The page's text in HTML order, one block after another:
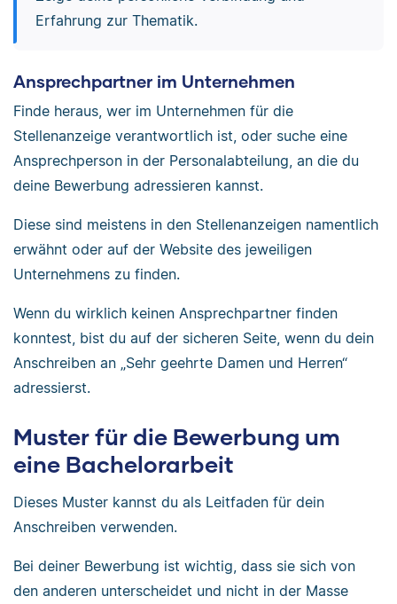
Erfahrung zur Thematik.
Ansprechpartner im Unternehmen
Finde heraus, wer im Unternehmen für die
Stellenanzeige verantwortlich ist, oder suche eine
Ansprechperson in der Personalabteilung, an die du
deine Bewerbung adressieren kannst.
Diese sind meistens in den Stellenanzeigen namentlich
erwähnt oder auf der Website des jeweiligen
Unternehmens zu finden.
Wenn du wirklich keinen Ansprechpartner finden
konntest, bist du auf der sicheren Seite, wenn du dein
Anschreiben an „Sehr geehrte Damen und Herren“
adressierst.
Muster für die Bewerbung um
eine Bachelorarbeit
Dieses Muster kannst du als Leitfaden für dein
Anschreiben verwenden.
Bei deiner Bewerbung ist wichtig, dass sie sich von
den anderen unterscheidet und nicht in der Masse